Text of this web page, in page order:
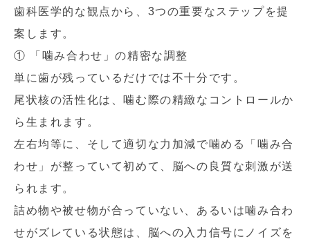
歯科医学的な観点から、3つの重要なステップを提
案します。
① 「噛み合わせ」の精密な調整
単に歯が残っているだけでは不十分です。
尾状核の活性化は、噛む際の精緻なコントロールか
ら生まれます。
左右均等に、そして適切な力加減で噛める「噛み合
わせ」が整っていて初めて、脳への良質な刺激が送
られます。
詰め物や被せ物が合っていない、あるいは噛み合わ
せがズレている状態は、脳への入力信号にノイズを